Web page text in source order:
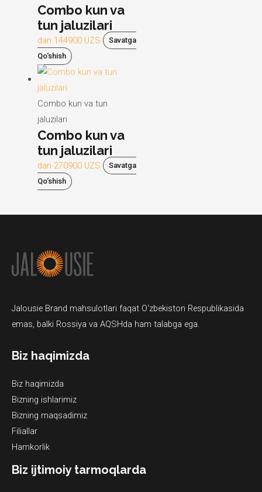
Combo kun va
tun jaluzilari
dan 144900 UZS
Savatga
Qo‘shish
Combo kun va tun
jaluzilari
Combo kun va
tun jaluzilari
dan 270900 UZS
Savatga
Qo‘shish
Jalousie Brand mahsulotlari faqat O‘zbekiston Respublikasida
emas, balki Rossiya va AQSHda ham talabga ega.
Biz haqimizda
Biz haqimizda
Bizning ishlarimiz
Bizning maqsadimiz
Filiallar
Hamkorlik
Biz ijtimoiy tarmoqlarda